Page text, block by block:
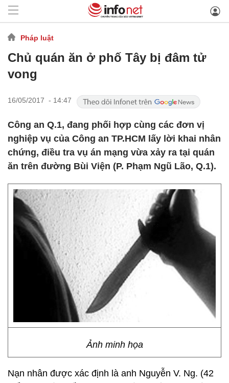
Pháp luật
Chủ quán ăn ở phố Tây bị đâm tử
vong
16/05/2017 - 14:47
Công an Q.1, đang phối hợp cùng các đơn vị
nghiệp vụ của Công an TP.HCM lấy lời khai nhân
chứng, điều tra vụ án mạng vừa xảy ra tại quán
ăn trên đường Bùi Viện (P. Phạm Ngũ Lão, Q.1).
Ảnh minh họa
Nạn nhân được xác định là anh Nguyễn V. Ng. (42